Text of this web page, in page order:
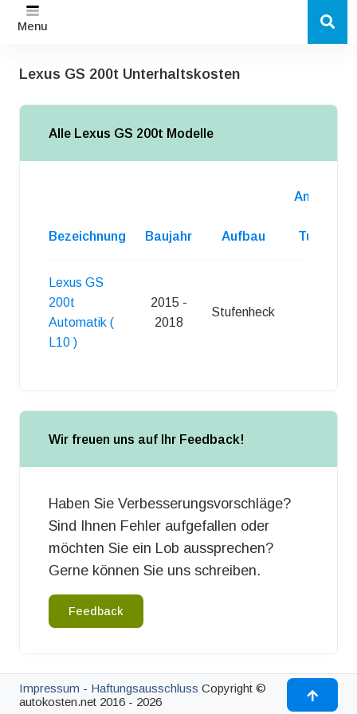
Menu
Lexus GS 200t Unterhaltskosten
Alle Lexus GS 200t Modelle
Bezeichnung Baujahr Aufbau
Anzahl
Turen
Lexus GS
200t
Automatik (
L10 )
2015 -
2018
Stufenheck
Wir freuen uns auf Ihr Feedback!
Haben Sie Verbesserungsvorschläge?
Sind Ihnen Fehler aufgefallen oder
möchten Sie ein Lob aussprechen?
Gerne können Sie uns schreiben.
Feedback
Impressum - Haftungsausschluss Copyright ©
autokosten.net 2016 - 2026